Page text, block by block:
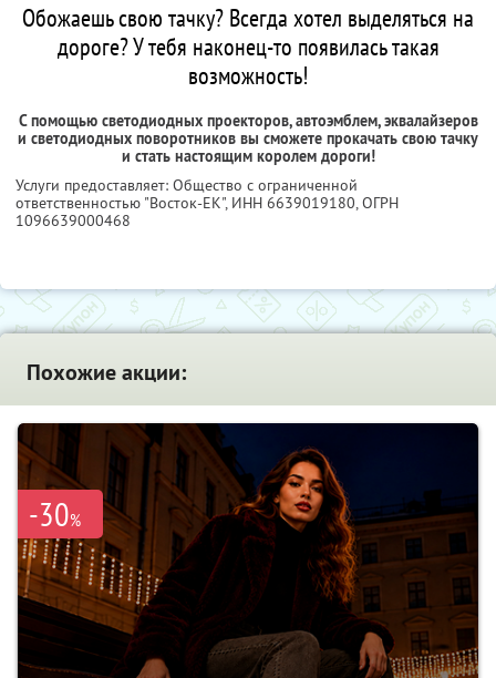
Обожаешь свою тачку? Всегда хотел выделяться на
дороге? У тебя наконец-то появилась такая
возможность!
С помощью светодиодных проекторов, автоэмблем, эквалайзеров
и светодиодных поворотников вы сможете прокачать свою тачку
и стать настоящим королем дороги!
Услуги предоставляет: Общество с ограниченной
ответственностью "Восток-ЕК", ИНН 6639019180, ОГРН
1096639000468
Похожие акции:
-30%